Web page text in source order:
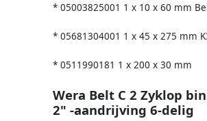
* 05003825001 1 x 10 x 60 mm
* 05681304001 1 x 45 x 275 mm
* 0511990181 1 x 200 x 30 mm
Wera Belt C 2 Zyklop
2" -aandrijving 6-delig